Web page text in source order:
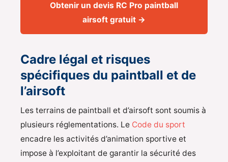
Obtenir un devis RC Pro paintball
airsoft gratuit →
Cadre légal et risques
spécifiques du paintball et de
l’airsoft
Les terrains de paintball et d’airsoft sont soumis à
plusieurs réglementations. Le Code du sport
encadre les activités d’animation sportive et
impose à l’exploitant de garantir la sécurité des